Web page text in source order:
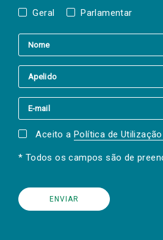
Geral Parlamentar
Aceito a Política de
* Todos os campos são de